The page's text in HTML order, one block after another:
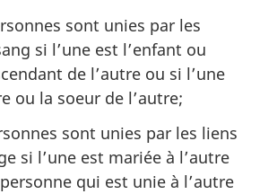
sont unies par les
si l’une est l’enfant ou
de l’autre ou si l’une
ou la soeur de l’autre;
sont unies par les liens
si l’une est mariée à l’autre
qui est unie à l’autre